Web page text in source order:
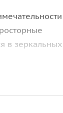
в зеркальных